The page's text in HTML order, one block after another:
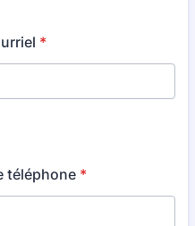
*
téléphone *